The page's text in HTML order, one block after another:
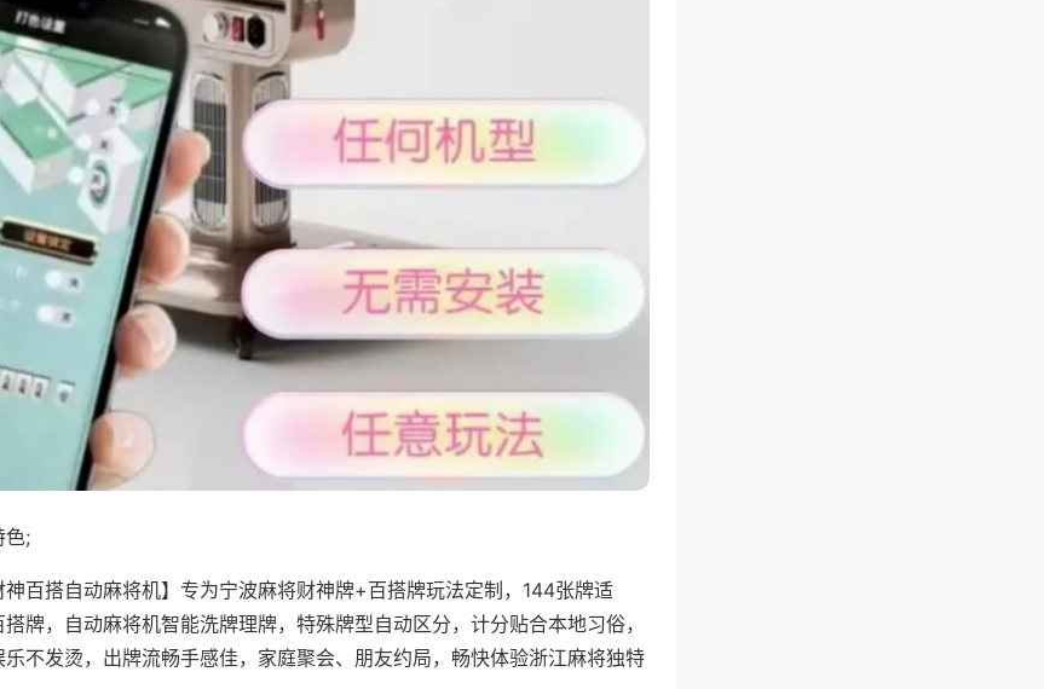
色;
神百搭自动麻将机】专为宁波麻将财神牌+百搭牌玩法定制，144张牌适
牌，自动麻将机智能洗牌理牌，特殊牌型自动区分，计分贴合本地习俗，
不发烫，出牌流畅手感佳，家庭聚会、朋友约局，畅快体验浙江麻将独特